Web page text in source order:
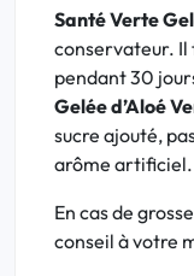
Santé Verte
conservateur. Il
pendant 30
Gelée d’Aloé
sucre ajouté,
arôme artificiel.
En cas de
conseil à votre